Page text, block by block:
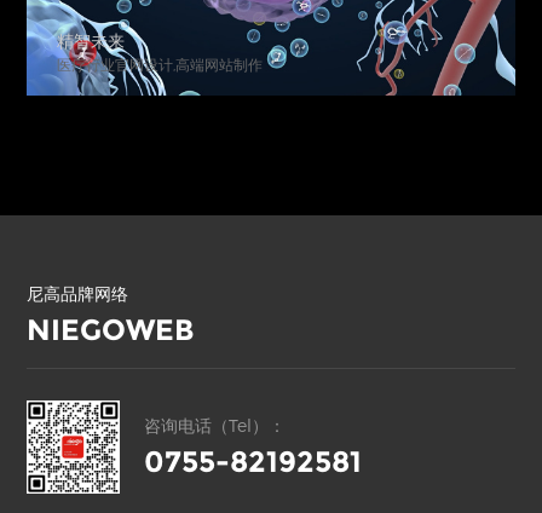
家居行业网站设计,高端网页设计,高端品牌官网建设
尼高品牌网络
NIEGOWEB
咨询电话（Tel）：
0755-82192581